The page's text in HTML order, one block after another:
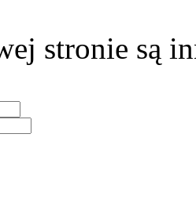
stronie są